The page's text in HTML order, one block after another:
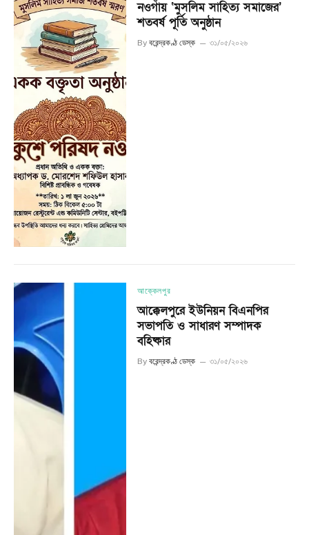
নওগাঁয় ‘মুসলিম সাহিত্য সমাজের’
শতবর্ষ পূর্তি অনুষ্ঠান
By বরেন্দ্রকণ্ঠ ডেস্ক ৩১/০৫/২০২৬
আক্কেলপুর
আক্কেলপুরে ইউনিয়ন বিএনপির
সভাপতি ও সাধারণ সম্পাদক
বহিষ্কার
By বরেন্দ্রকণ্ঠ ডেস্ক ৩১/০৫/২০২৬